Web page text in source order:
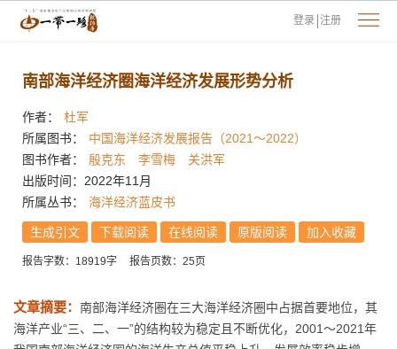
登录 注册
南部海洋经济圈海洋经济发展形势分析
作者：
杜军
所属图书：
中国海洋经济发展报告（2021～2022）
图书作者：
殷克东 李雪梅
关洪军
出版时间：2022年11月
所属丛书：
海洋经济蓝皮书
生成引文 下载阅读 在线阅读 原版阅读 加入收藏
报告字数：18919字 报告页数：25页
文章摘要： 南部海洋经济圈在三大海洋经济圈中占据首要地位，其
海洋产业“三、二、一”的结构较为稳定且不断优化，2001～2021年